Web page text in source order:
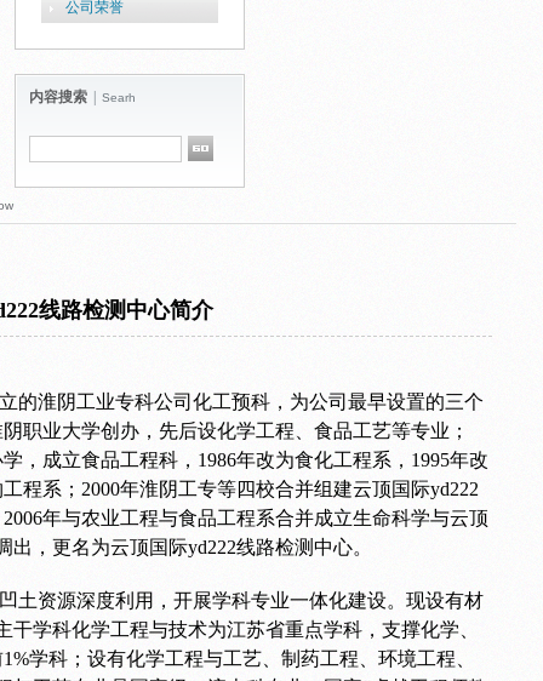
公司荣誉
内容搜索 Searh
线路检测中心简介
的淮阴工业专科公司化工预科，为公司最早设置的三个
职业大学创办，先后设化学工程、食品工艺等专业；
，成立食品工程科，1986年改为食化工程系，1995年改
程系；2000年淮阴工专等四校合并组建云顶国际yd222
年与农业工程与食品工程系合并成立生命科学与云顶
，更名为云顶国际yd222线路检测中心。
土资源深度利用，开展学科专业一体化建设。现设有材
学科化学工程与技术为江苏省重点学科，支撑化学、
学科；设有化学工程与工艺、制药工程、环境工程、